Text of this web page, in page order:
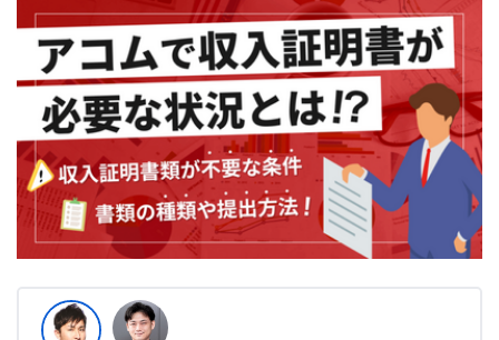
すると弊社に対して企業から紹介報酬が支払われるという収益モデルです。 た
だし、特定の商品を根拠なくPRするものではなく、当編集部の調査／ユーザー
への口コミ収集などに基づき、公平性を担保した情報提供を行っています。
>提携企業一覧